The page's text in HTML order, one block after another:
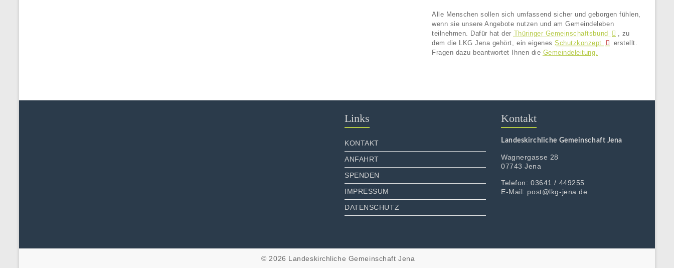
Alle Menschen sollen sich umfassend sicher und geborgen fühlen,
wenn sie unsere Angebote nutzen und am Gemeindeleben
teilnehmen. Dafür hat der Thüringer Gemeinschaftsbund
, zu
dem die LKG Jena gehört, ein eigenesSchutzkonzept
erstellt.
Fragen dazu beantwortet Ihnen die Gemeindeleitung.
Links
KONTAKT
ANFAHRT
SPENDEN
IMPRESSUM
DATENSCHUTZ
Kontakt
Landeskirchliche Gemeinschaft Jena
Wagnergasse 28
07743 Jena
Telefon: 03641 / 449255
E-Mail: post@lkg-jena.de
© 2026 Landeskirchliche Gemeinschaft Jena